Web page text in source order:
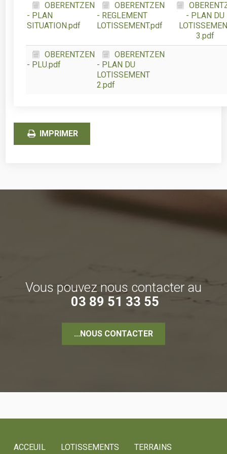
OBERENTZEN
- PLAN
SITUATION.pdf
OBERENTZEN
- REGLEMENT
LOTISSEMENT.pdf
- PLAN DU
3.pdf
OBERENTZEN
- PLU.pdf
OBERENTZEN
- PLAN DU
LOTISSEMENT
2.pdf
IMPRIMER
Vous pouvez nous contacter au
03 89 51 33 55
...NOUS CONTACTER
ACCEUIL LOTISSEMENTS TERRAINS